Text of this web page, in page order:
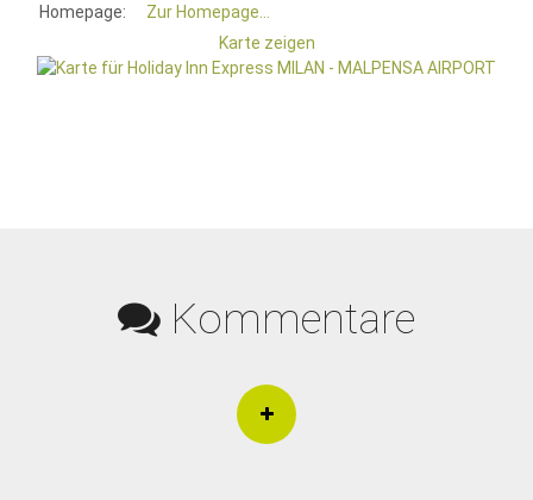
Homepage:
Zur Homepage...
Karte zeigen
Kommentare